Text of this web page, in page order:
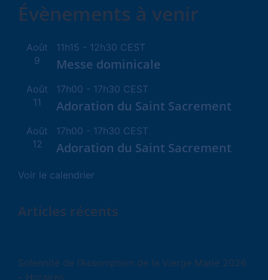
Évènements à venir
Août
9
11h15 - 12h30 CEST
Messe dominicale
Août
11
17h00 - 17h30 CEST
Adoration du Saint Sacrement
Août
12
17h00 - 17h30 CEST
Adoration du Saint Sacrement
Voir le calendrier
Articles récents
Solennité de l’Assomption de la Vierge Marie 2026
– Horaires